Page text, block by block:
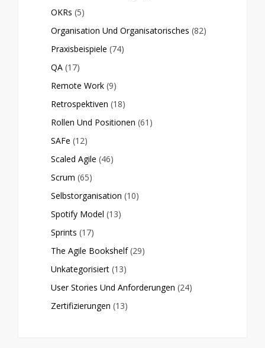
OKRs (5)
Organisation Und Organisatorisches (82)
Praxisbeispiele (74)
QA (17)
Remote Work (9)
Retrospektiven (18)
Rollen Und Positionen (61)
SAFe (12)
Scaled Agile (46)
Scrum (65)
Selbstorganisation (10)
Spotify Model (13)
Sprints (17)
The Agile Bookshelf (29)
Unkategorisiert (13)
User Stories Und Anforderungen (24)
Zertifizierungen (13)